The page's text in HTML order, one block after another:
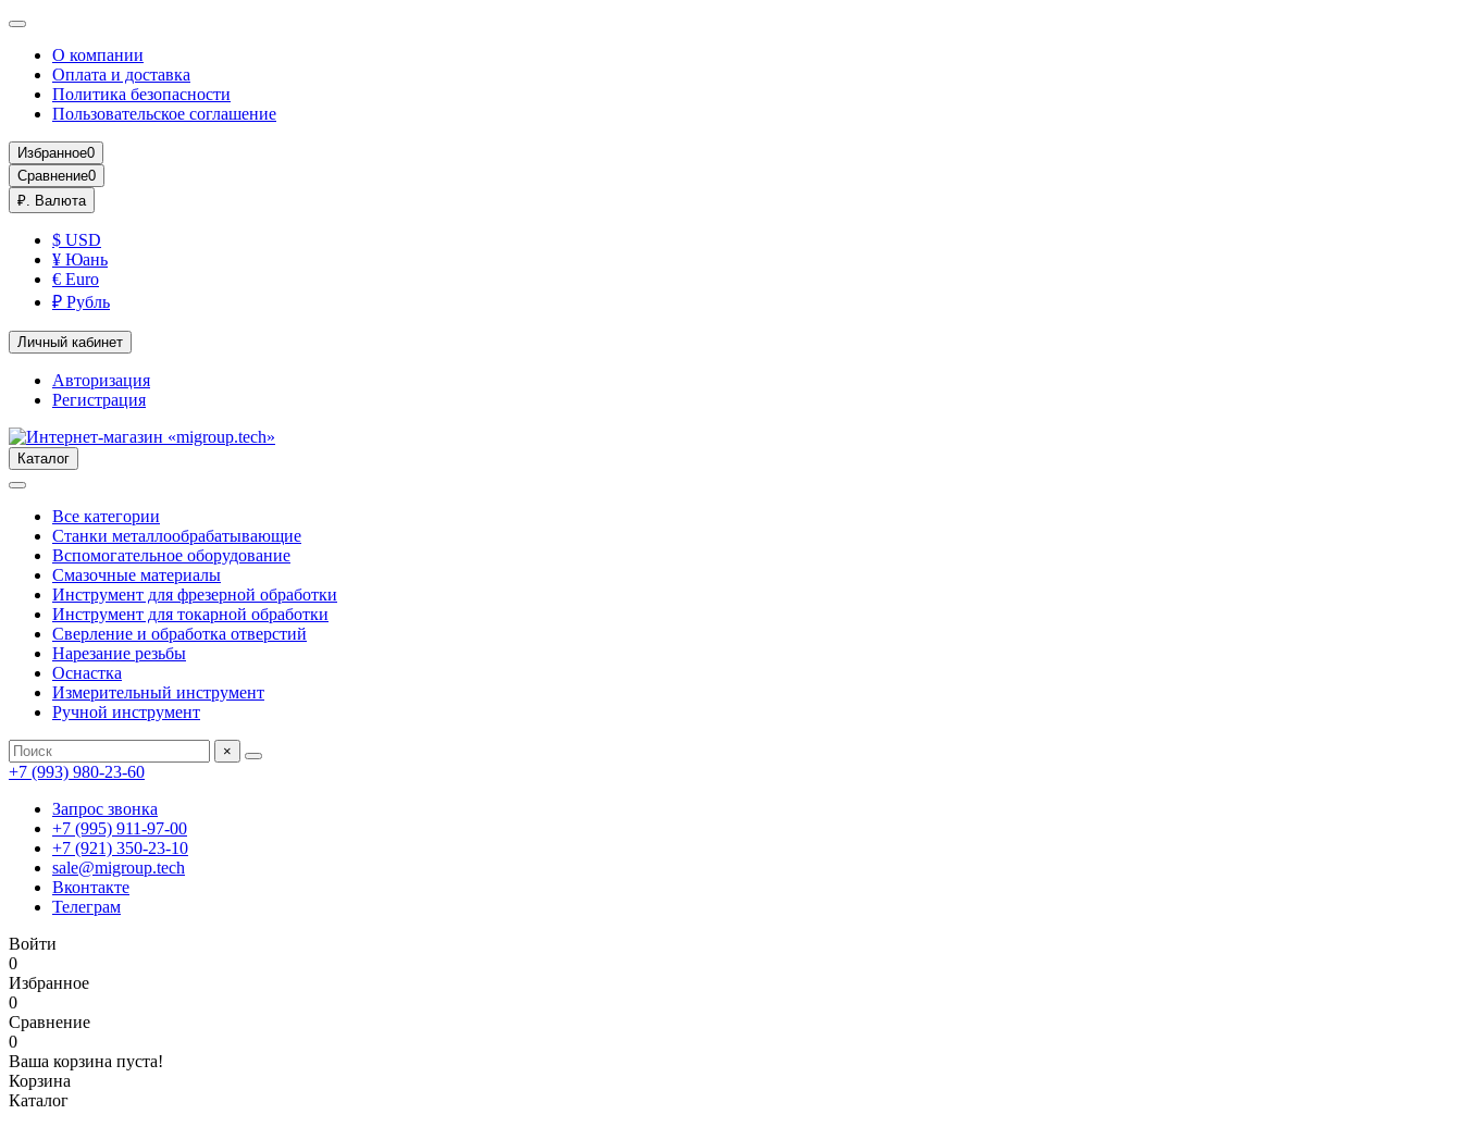
О компании
Оплата и доставка
Политика безопасности
Пользовательское соглашение
Избранное0
Сравнение0
₽. Валюта
$ USD
¥ Юань
€ Euro
₽ Рубль
Личный кабинет
Авторизация
Регистрация
Каталог
Все категории
Станки металлообрабатывающие
Вспомогательное оборудование
Смазочные материалы
Инструмент для фрезерной обработки
Инструмент для токарной обработки
Сверление и обработка отверстий
Нарезание резьбы
Оснастка
Измерительный инструмент
Ручной инструмент
×
+7 (993) 980-23-60
Запрос звонка
+7 (995) 911-97-00
+7 (921) 350-23-10
sale@migroup.tech
Вконтакте
Телеграм
Войти
0
Избранное
0
Сравнение
0
Ваша корзина пуста!
Корзина
Каталог